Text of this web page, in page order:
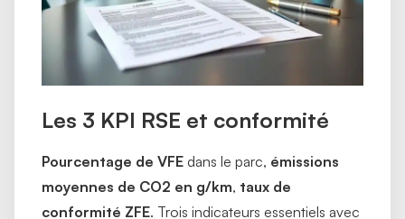
Les 3 KPI RSE et conformité
Pourcentage de VFE dans le parc, émissions
moyennes de CO2 en g/km, taux de
conformité ZFE. Trois indicateurs essentiels avec